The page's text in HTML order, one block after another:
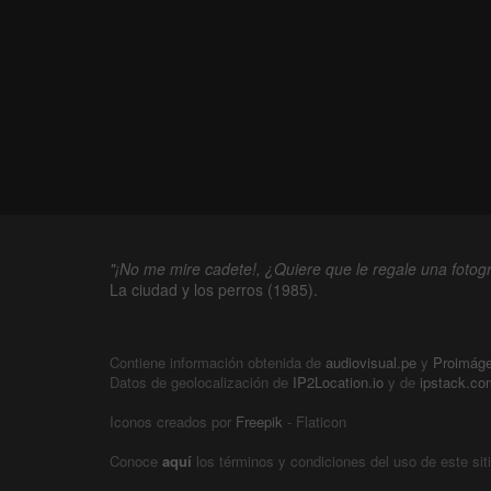
"¡No me mire cadete!, ¿Quiere que le regale una
La ciudad y los perros (1985).
Contiene información obtenida de audiovisual.pe y
Datos de geolocalización de IP2Location.io y de
Iconos creados por Freepik - Flaticon
Conoce aquí los términos y condiciones del uso de este